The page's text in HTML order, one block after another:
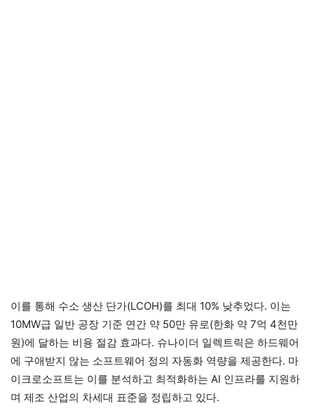
이를 통해 수소 생산 단가(LCOH)를 최대 10% 낮추었다. 이는
10MW급 일반 공장 기준 연간 약 50만 유로(한화 약 7억 4천만
원)에 달하는 비용 절감 효과다. 슈나이더 일렉트릭은 하드웨어
에 구애받지 않는 소프트웨어 정의 자동화 역량을 제공한다. 마
이크로소프트는 이를 분석하고 최적화하는 AI 인프라를 지원하
며 제조 산업의 차세대 표준을 정립하고 있다.